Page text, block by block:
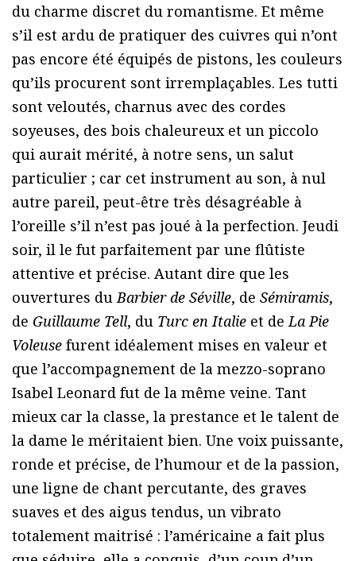
du charme discret du romantisme. Et même
s’il est ardu de pratiquer des cuivres qui n’ont
pas encore été équipés de pistons, les couleurs
qu’ils procurent sont irremplaçables. Les tutti
sont veloutés, charnus avec des cordes
soyeuses, des bois chaleureux et un piccolo
qui aurait mérité, à notre sens, un salut
particulier ; car cet instrument au son, à nul
autre pareil, peut-être très désagréable à
l’oreille s’il n’est pas joué à la perfection. Jeudi
soir, il le fut parfaitement par une flûtiste
attentive et précise. Autant dire que les
ouvertures du Barbier de Séville, de Sémiramis,
de Guillaume Tell, du Turc en Italie et de La Pie
Voleuse furent idéalement mises en valeur et
que l’accompagnement de la mezzo-soprano
Isabel Leonard fut de la même veine. Tant
mieux car la classe, la prestance et le talent de
la dame le méritaient bien. Une voix puissante,
ronde et précise, de l’humour et de la passion,
une ligne de chant percutante, des graves
suaves et des aigus tendus, un vibrato
totalement maitrisé : l’américaine a fait plus